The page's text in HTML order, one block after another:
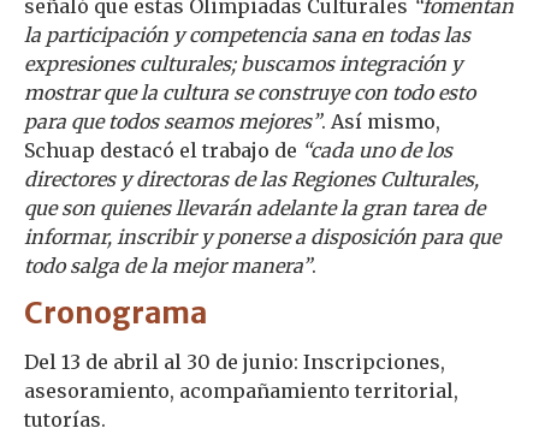
señaló que estas Olimpiadas Culturales “fomentan
la participación y competencia sana en todas las
expresiones culturales; buscamos integración y
mostrar que la cultura se construye con todo esto
para que todos seamos mejores”. Así mismo,
Schuap destacó el trabajo de “cada uno de los
directores y directoras de las Regiones Culturales,
que son quienes llevarán adelante la gran tarea de
informar, inscribir y ponerse a disposición para que
todo salga de la mejor manera”.
Cronograma
Del 13 de abril al 30 de junio: Inscripciones,
asesoramiento, acompañamiento territorial,
tutorías.